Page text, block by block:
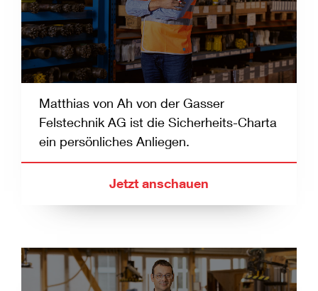
Matthias von Ah von der Gasser
Felstechnik AG ist die Sicherheits-Charta
ein persönliches Anliegen.
Jetzt anschauen